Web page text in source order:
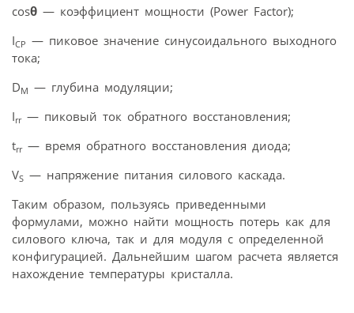
cosθ — коэффициент мощности (Power Factor);
ICP — пиковое значение синусоидального выходного
тока;
DM — глубина модуляции;
Irr— пиковый ток обратного восстановления;
trr— время обратного восстановления диода;
VS — напряжение питания силового каскада.
Таким образом, пользуясь приведенными
формулами, можно найти мощность потерь как для
силового ключа, так и для модуля с определенной
конфигурацией. Дальнейшим шагом расчета является
нахождение температуры кристалла.